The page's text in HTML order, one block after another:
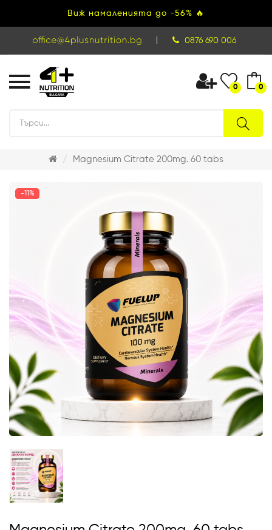
Виж намаленията до -56% 🔥
0876 690 006
0 0
Magnesium Citrate 200mg. 60 tabs
-11%